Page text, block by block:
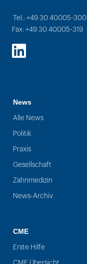
Tel.: +49 30 40005-300
Fax: +49 30 40005-319
LinkedIn
News
Alle News
Politik
Praxis
Gesellschaft
Zahnmedizin
News-Archiv
CME
Erste Hilfe
CME Übersicht